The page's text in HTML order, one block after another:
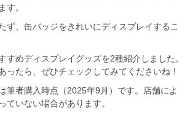
す。
ず、缶バッジをきれいにディスプレイするこ
すめディスプレイグッズを2種紹介しました。
ったら、ぜひチェックしてみてくださいね！
筆者購入時点（2025年9月）です。店舗によ
ていない場合があります。